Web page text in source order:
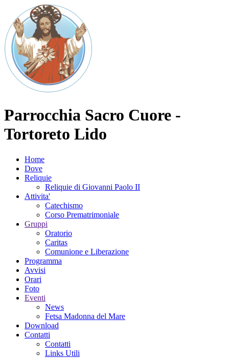
Parrocchia Sacro Cuore -
Tortoreto Lido
Home
Dove
Reliquie
Reliquie di Giovanni Paolo II
Attivita'
Catechismo
Corso Prematrimoniale
Gruppi
Oratorio
Caritas
Comunione e Liberazione
Programma
Avvisi
Orari
Foto
Eventi
News
Fetsa Madonna del Mare
Download
Contatti
Contatti
Links Utili